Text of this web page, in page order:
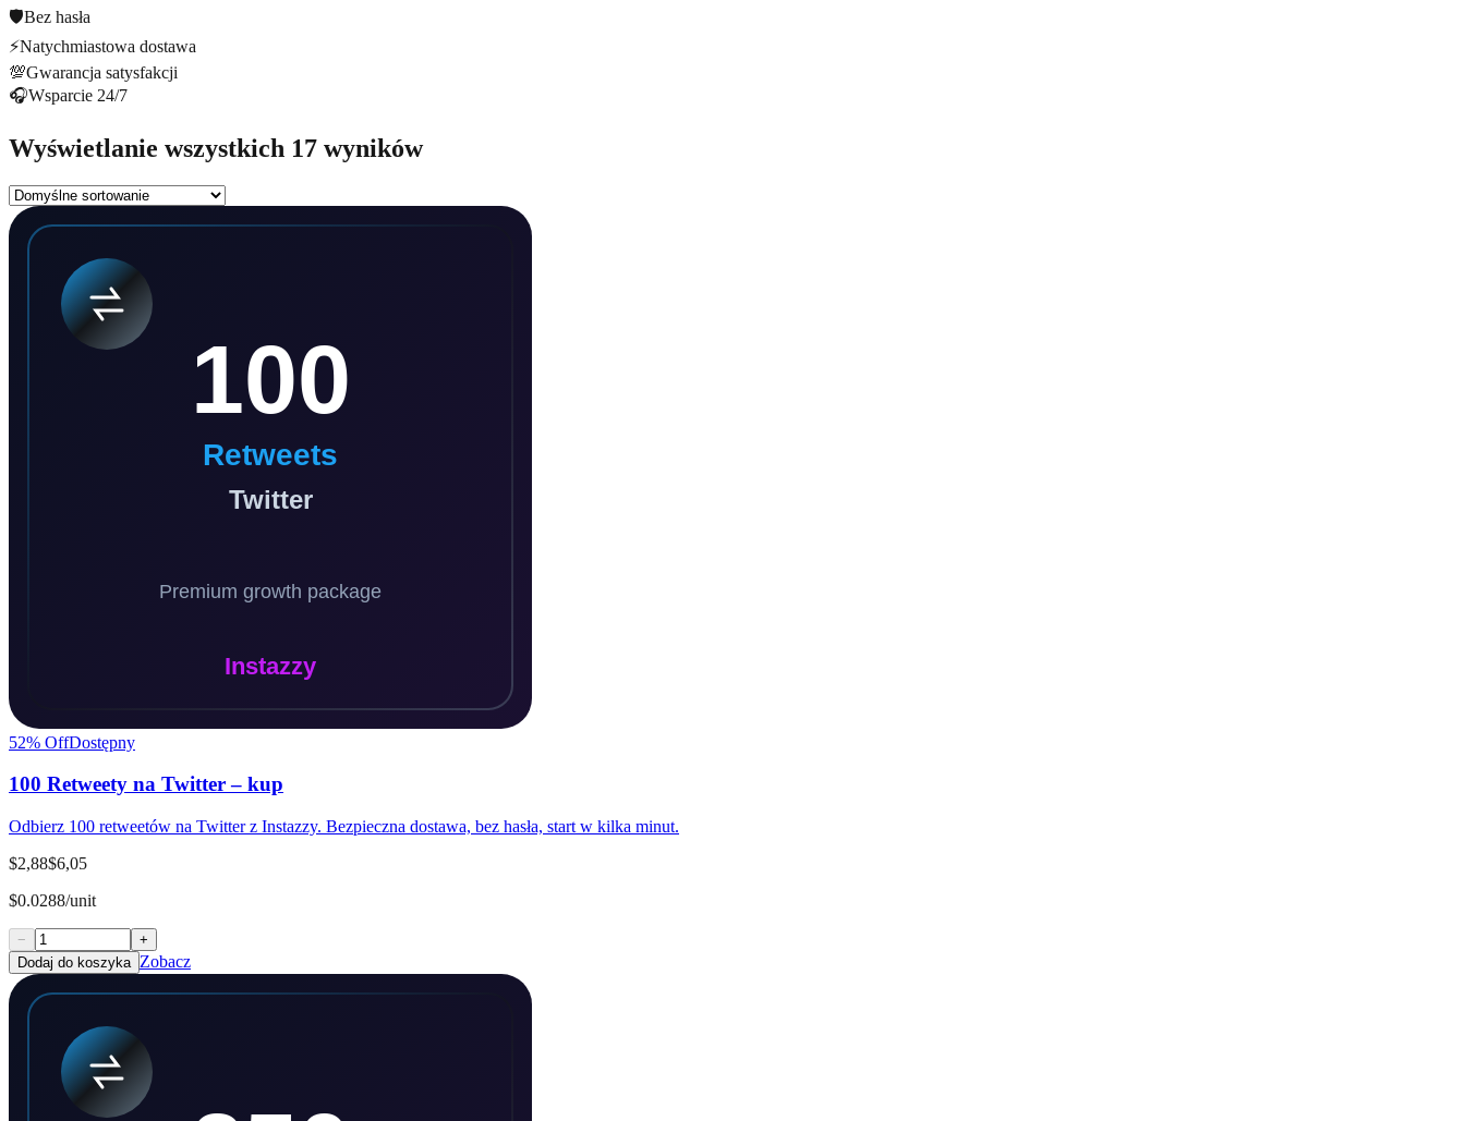
🛡️Bez hasła
⚡Natychmiastowa dostawa
💯Gwarancja satysfakcji
🎧Wsparcie 24/7
Wyświetlanie wszystkich 17 wyników
52% OffDostępny
100 Retweety na Twitter – kup
Odbierz 100 retweetów na Twitter z Instazzy. Bezpieczna dostawa, bez hasła, start w kilka minut.
$2,88$6,05
$0.0288/unit
−
+
Dodaj do koszyka Zobacz